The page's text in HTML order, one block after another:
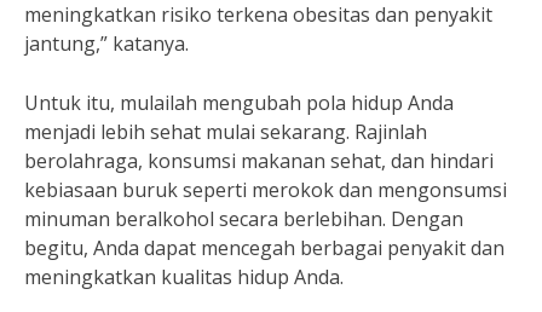
meningkatkan risiko terkena obesitas dan penyakit
jantung,” katanya.
Untuk itu, mulailah mengubah pola hidup Anda
menjadi lebih sehat mulai sekarang. Rajinlah
berolahraga, konsumsi makanan sehat, dan hindari
kebiasaan buruk seperti merokok dan mengonsumsi
minuman beralkohol secara berlebihan. Dengan
begitu, Anda dapat mencegah berbagai penyakit dan
meningkatkan kualitas hidup Anda.